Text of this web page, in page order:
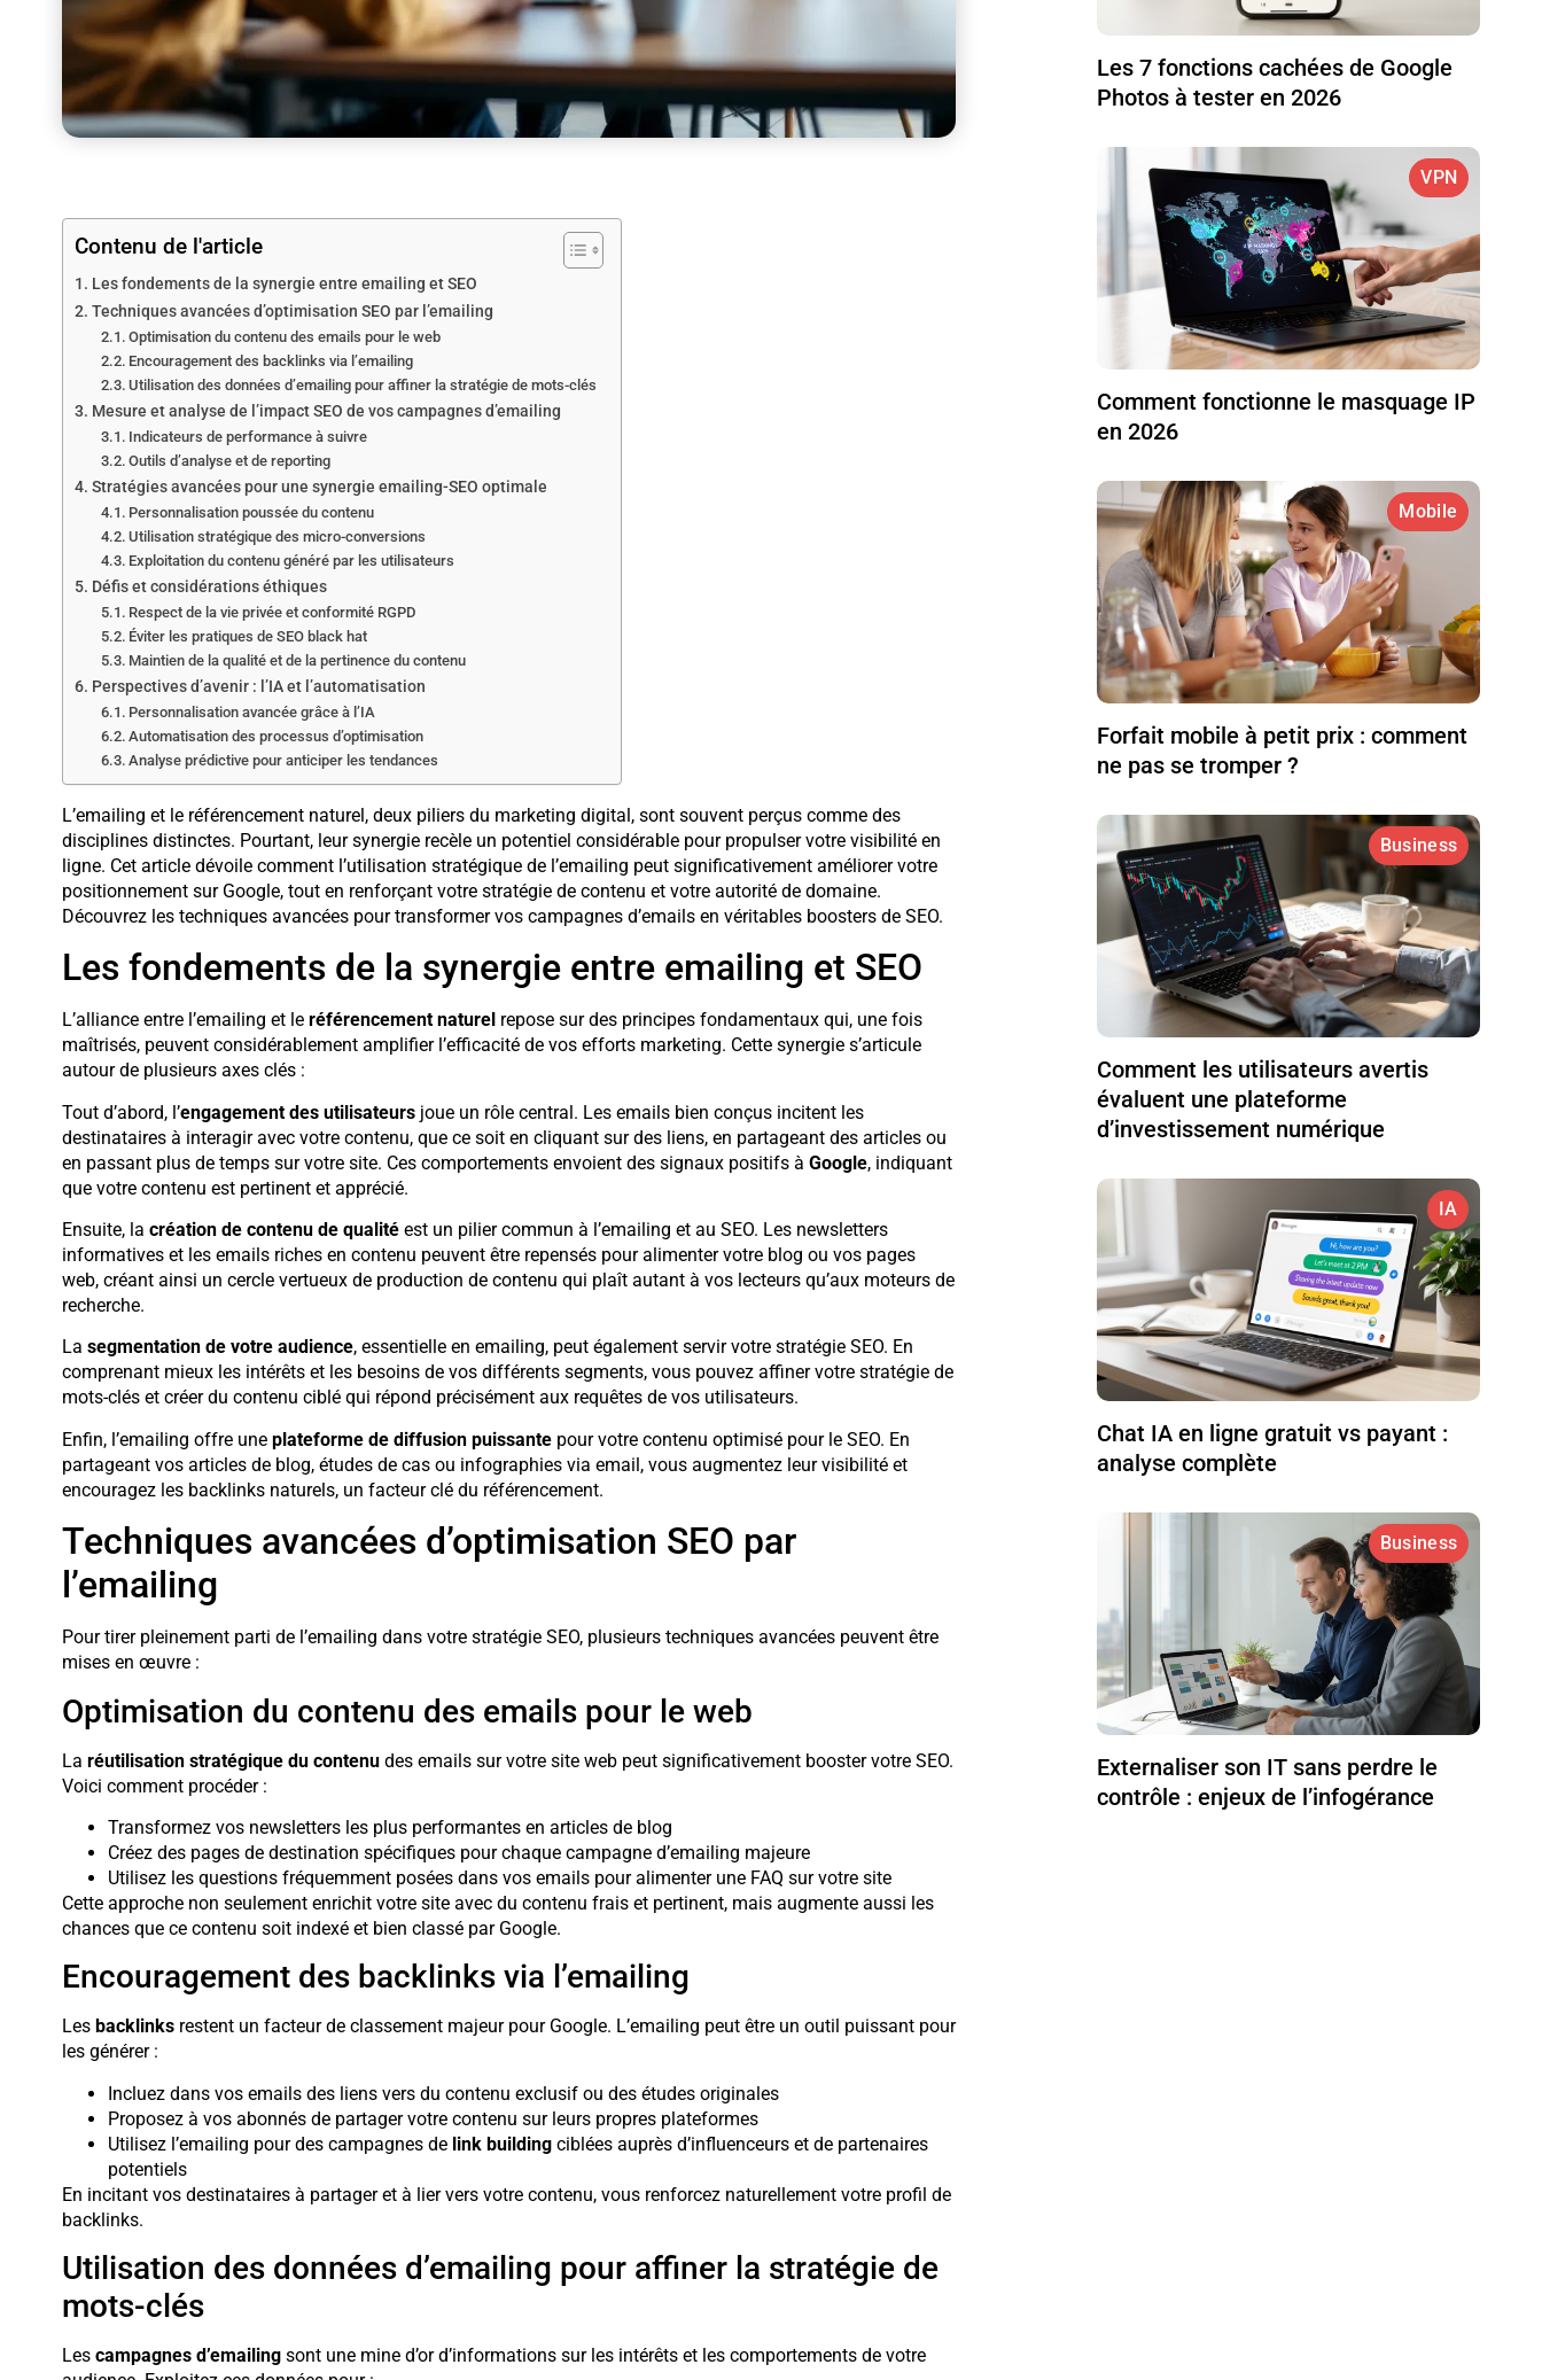
Contenu de l'article
Les fondements de la synergie entre emailing et SEO
Techniques avancées d’optimisation SEO par l’emailing
Optimisation du contenu des emails pour le web
Encouragement des backlinks via l’emailing
Utilisation des données d’emailing pour affiner la stratégie de mots-clés
Mesure et analyse de l’impact SEO de vos campagnes d’emailing
Indicateurs de performance à suivre
Outils d’analyse et de reporting
Stratégies avancées pour une synergie emailing-SEO optimale
Personnalisation poussée du contenu
Utilisation stratégique des micro-conversions
Exploitation du contenu généré par les utilisateurs
Défis et considérations éthiques
Respect de la vie privée et conformité RGPD
Éviter les pratiques de SEO black hat
Maintien de la qualité et de la pertinence du contenu
Perspectives d’avenir : l’IA et l’automatisation
Personnalisation avancée grâce à l’IA
Automatisation des processus d’optimisation
Analyse prédictive pour anticiper les tendances
L’emailing et le référencement naturel, deux piliers du marketing digital, sont souvent perçus comme des
disciplines distinctes. Pourtant, leur synergie recèle un potentiel considérable pour propulser votre visibilité en
ligne. Cet article dévoile comment l’utilisation stratégique de l’emailing peut significativement améliorer votre
positionnement sur Google, tout en renforçant votre stratégie de contenu et votre autorité de domaine.
Découvrez les techniques avancées pour transformer vos campagnes d’emails en véritables boosters de SEO.
Les fondements de la synergie entre emailing et SEO
L’alliance entre l’emailing et le référencement naturel repose sur des principes fondamentaux qui, une fois
maîtrisés, peuvent considérablement amplifier l’efficacité de vos efforts marketing. Cette synergie s’articule
autour de plusieurs axes clés :
Tout d’abord, l’engagement des utilisateursjoue un rôle central. Les emails bien conçus incitent les
destinataires à interagir avec votre contenu, que ce soit en cliquant sur des liens, en partageant des articles ou
en passant plus de temps sur votre site. Ces comportements envoient des signaux positifs à Google, indiquant
que votre contenu est pertinent et apprécié.
Ensuite, la création de contenu de qualitéest un pilier commun à l’emailing et au SEO. Les newsletters
informatives et les emails riches en contenu peuvent être repensés pour alimenter votre blog ou vos pages
web, créant ainsi un cercle vertueux de production de contenu qui plaît autant à vos lecteurs qu’aux moteurs de
recherche.
La segmentation de votre audience, essentielle en emailing, peut également servir votre stratégie SEO. En
comprenant mieux les intérêts et les besoins de vos différents segments, vous pouvez affiner votre stratégie de
mots-clés et créer du contenu ciblé qui répond précisément aux requêtes de vos utilisateurs.
Enfin, l’emailing offre une plateforme de diffusion puissantepour votre contenu optimisé pour le SEO. En
partageant vos articles de blog, études de cas ou infographies via email, vous augmentez leur visibilité et
encouragez les backlinks naturels, un facteur clé du référencement.
Techniques avancées d’optimisation SEO par
l’emailing
Pour tirer pleinement parti de l’emailing dans votre stratégie SEO, plusieurs techniques avancées peuvent être
mises en œuvre :
Optimisation du contenu des emails pour le web
La réutilisation stratégique du contenudes emails sur votre site web peut significativement booster votre SEO.
Voici comment procéder :
Transformez vos newsletters les plus performantes en articles de blog
Créez des pages de destination spécifiques pour chaque campagne d’emailing majeure
Utilisez les questions fréquemment posées dans vos emails pour alimenter une FAQ sur votre site
Cette approche non seulement enrichit votre site avec du contenu frais et pertinent, mais augmente aussi les
chances que ce contenu soit indexé et bien classé par Google.
Encouragement des backlinks via l’emailing
Les backlinksrestent un facteur de classement majeur pour Google. L’emailing peut être un outil puissant pour
les générer :
Incluez dans vos emails des liens vers du contenu exclusif ou des études originales
Proposez à vos abonnés de partager votre contenu sur leurs propres plateformes
Utilisez l’emailing pour des campagnes de link buildingciblées auprès d’influenceurs et de partenaires
potentiels
En incitant vos destinataires à partager et à lier vers votre contenu, vous renforcez naturellement votre profil de
backlinks.
Utilisation des données d’emailing pour affiner la stratégie de
mots-clés
Les campagnes d’emailingsont une mine d’or d’informations sur les intérêts et les comportements de votre
Les 7 fonctions cachées de Google
Photos à tester en 2026
VPN
Comment fonctionne le masquage IP
en 2026
Mobile
Forfait mobile à petit prix : comment
ne pas se tromper ?
Business
Comment les utilisateurs avertis
évaluent une plateforme
d’investissement numérique
IA
Chat IA en ligne gratuit vs payant :
analyse complète
Business
Externaliser son IT sans perdre le
contrôle : enjeux de l’infogérance